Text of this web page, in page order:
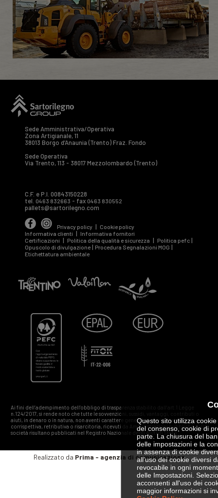
Sede Amministrativa/Operativa
Zona Artigianale, 11
38013 Borgo d’Anaunia (Trento) Fraz. Fondo
Sede Operativa
Via Trento, 113 - 38017 Mezzolombardo (Trento)
C.F. e P.I. 00843150228
tel. 0463 832663 - fax 0463 830552
pallets@sartorilegno.com
Privacy policy| Cookie policy
Informativa clienti | Informativa fornitori
Certificazioni | Politica della qualità e sicurezza | Politica pefc|
Opuscolo di divulgazione| Procedura Segnalazioni MOG |
Etichettatura ambientale
Ai fini dell’adempimento dell’obbligo di trasparenza stabilito dall’art.1 Legge
n.124/2017, si rende noto che tutte le sovvenzioni, sussidi, vantaggi, contributi o
aiuti, in denaro o in natura, non aventi carattere generale e privi di natura
corrispettiva, retributiva o risarcitoria, ricevuti da Amministrazioni pubbliche dalla
società risultano pubblicati nel Registro Nazionale degli Aiuti di Stato.
Realizzato da Prima - agenzia di comunicazione